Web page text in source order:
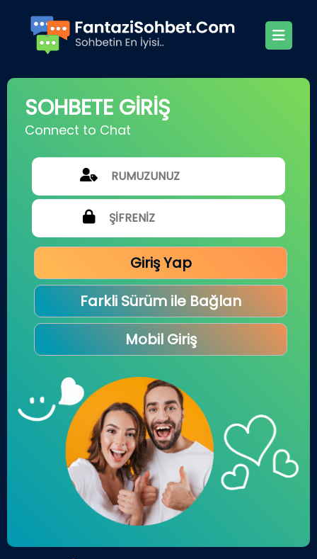
SOHBETE GİRİŞ
Connect to Chat
Giriş Yap
Farkli Sürüm ile Bağlan
Mobil Giriş